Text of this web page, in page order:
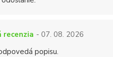
recenzia - 07. 08. 2026
popisu.